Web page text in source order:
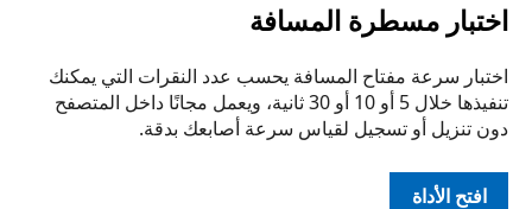
اختبار مسطرة المسافة
اختبار سرعة مفتاح المسافة يحسب عدد النقرات التي يمكنك
تنفيذها خلال 5 أو 10 أو 30 ثانية، ويعمل مجانًا داخل المتصفح
دون تنزيل أو تسجيل لقياس سرعة أصابعك بدقة.
افتح الأداة